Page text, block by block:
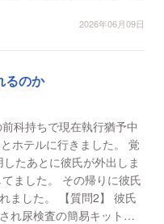
2026年06月09日
るのか
科持ちで現在執行猶予中
たあとに彼氏が外出しま
ました。 その帰りに彼氏
質問2】 彼氏
れ尿検査の簡易キットの